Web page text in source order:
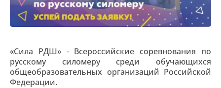
«Сила РДШ» - Всероссийские соревнования по
русскому силомеру среди обучающихся
общеобразовательных организаций Российской
Федерации.